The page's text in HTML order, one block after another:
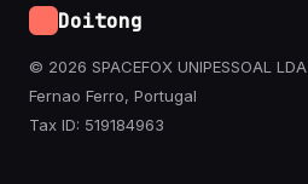
Doitong
© 2026 SPACEFOX UNIPESSOAL LDA
Fernao Ferro, Portugal
Tax ID: 519184963